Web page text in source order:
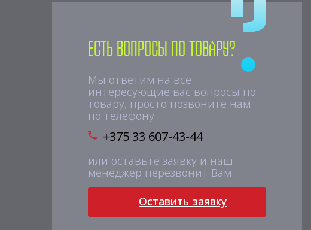
Есть вопросы по товару?
Мы ответим на все
интересующие вас вопросы по
товару, просто позвоните нам
по телефону
+375 33 607-43-44
или оставьте заявку и наш
менеджер перезвонит Вам
Оставить заявку